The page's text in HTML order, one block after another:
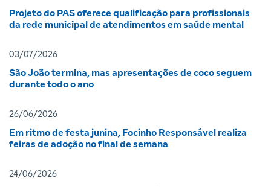
Projeto do PAS oferece qualificação para profissionais
da rede municipal de atendimentos em saúde mental
03/07/2026
São João termina, mas apresentações de coco seguem
durante todo o ano
26/06/2026
Em ritmo de festa junina, Focinho Responsável realiza
feiras de adoção no final de semana
24/06/2026